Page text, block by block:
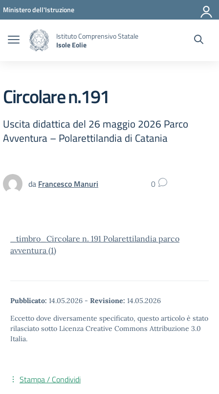
Vai ai contenuti
Vai al menu di navigazione
Vai al footer
Ministero dell'Istruzione
Istituto Comprensivo Statale
Isole Eolie
Circolare n.191
Uscita didattica del 26 maggio 2026 Parco
Avventura – Polarettilandia di Catania
da Francesco Manuri 0
_timbro_Circolare n. 191 Polarettilandia parco
avventura (1)
Pubblicato: 14.05.2026 - Revisione: 14.05.2026
Eccetto dove diversamente specificato, questo articolo è stato
rilasciato sotto Licenza Creative Commons Attribuzione 3.0
Italia.
Stampa / Condividi